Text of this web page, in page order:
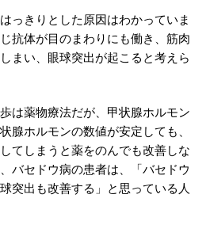
っきりとした原因はわかっていま
抗体が目のまわりにも働き、筋肉
まい、眼球突出が起こると考えら
は薬物療法だが、甲状腺ホルモン
腺ホルモンの数値が安定しても、
てしまうと薬をのんでも改善しな
バセドウ病の患者は、「バセドウ
突出も改善する」と思っている人